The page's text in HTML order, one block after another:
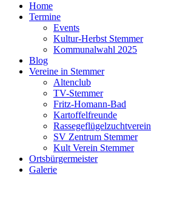
Home
Termine
Events
Kultur-Herbst Stemmer
Kommunalwahl 2025
Blog
Vereine in Stemmer
Altenclub
TV-Stemmer
Fritz-Homann-Bad
Kartoffelfreunde
Rassegeflügelzuchtverein
SV Zentrum Stemmer
Kult Verein Stemmer
Ortsbürgermeister
Galerie